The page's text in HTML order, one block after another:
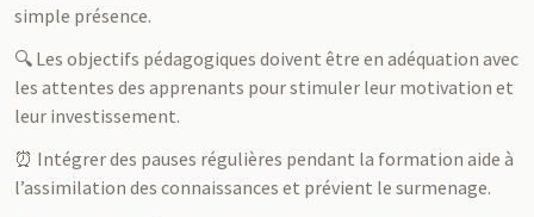
simple présence.
🔍 Les objectifs pédagogiques doivent être en adéquation avec
les attentes des apprenants pour stimuler leur motivation et
leur investissement.
⏰ Intégrer des pauses régulières pendant la formation aide à
l’assimilation des connaissances et prévient le surmenage.